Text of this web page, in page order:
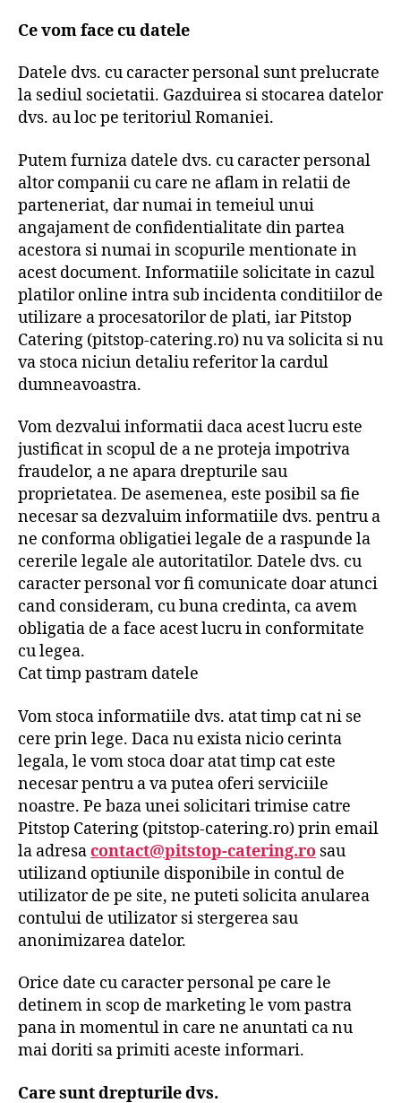
Ce vom face cu datele
Datele dvs. cu caracter personal sunt prelucrate
la sediul societatii. Gazduirea si stocarea datelor
dvs. au loc pe teritoriul Romaniei.
Putem furniza datele dvs. cu caracter personal
altor companii cu care ne aflam in relatii de
parteneriat, dar numai in temeiul unui
angajament de confidentialitate din partea
acestora si numai in scopurile mentionate in
acest document. Informatiile solicitate in cazul
platilor online intra sub incidenta conditiilor de
utilizare a procesatorilor de plati, iar Pitstop
Catering (pitstop-catering.ro) nu va solicita si nu
va stoca niciun detaliu referitor la cardul
dumneavoastra.
Vom dezvalui informatii daca acest lucru este
justificat in scopul de a ne proteja impotriva
fraudelor, a ne apara drepturile sau
proprietatea. De asemenea, este posibil sa fie
necesar sa dezvaluim informatiile dvs. pentru a
ne conforma obligatiei legale de a raspunde la
cererile legale ale autoritatilor. Datele dvs. cu
caracter personal vor fi comunicate doar atunci
cand consideram, cu buna credinta, ca avem
obligatia de a face acest lucru in conformitate
cu legea.
Cat timp pastram datele
Vom stoca informatiile dvs. atat timp cat ni se
cere prin lege. Daca nu exista nicio cerinta
legala, le vom stoca doar atat timp cat este
necesar pentru a va putea oferi serviciile
noastre. Pe baza unei solicitari trimise catre
Pitstop Catering (pitstop-catering.ro) prin email
la adresacontact@pitstop-catering.ro sau
utilizand optiunile disponibile in contul de
utilizator de pe site, ne puteti solicita anularea
contului de utilizator si stergerea sau
anonimizarea datelor.
Orice date cu caracter personal pe care le
detinem in scop de marketing le vom pastra
pana in momentul in care ne anuntati ca nu
mai doriti sa primiti aceste informari.
Care sunt drepturile dvs.